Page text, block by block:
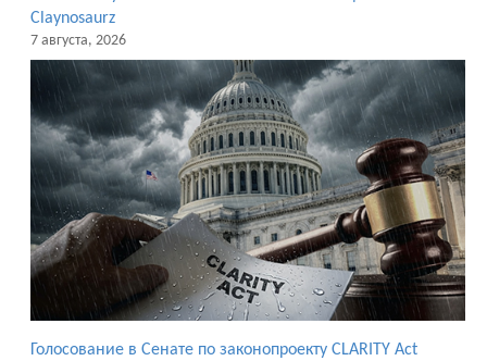
Claynosaurz
7 августа, 2026
Голосование в Сенате по законопроекту CLARITY Act